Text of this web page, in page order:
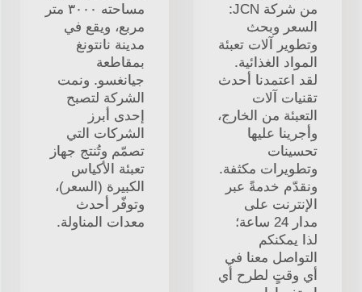
من شركة JCN:
السعر وبحث
وتطوير آلات تعبئة
المواد الغذائية.
لقد اعتمدنا أحدث
تقنيات آلات
التعبئة من الخارج،
وأجرينا عليها
تحسينات
وتطويرات مكثفة.
ونقدّم خدمةً عبر
الإنترنت على
مدار 24 ساعة؛
لذا يمكنكم
التواصل معنا في
أي وقتٍ لطرح أي
مساحته ٣٠٠٠ متر
مربع، ويقع في
مدينة نانتونغ
بمقاطعة
جيانغسو. ونمت
الشركة لتصبح
إحدى أبرز
الشركات التي
تصمّم وتُنتج جهاز
تعبئة الأكياس
الكبيرة (السعر)،
وتوفّر أحدث
معدات المناولة.